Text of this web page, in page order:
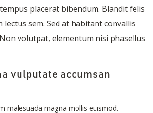
placerat bibendum. Blandit felis
lectus sem. Sed at habitant convallis
volutpat, elementum nisi phasellus
vulputate accumsan
malesuada magna mollis euismod.